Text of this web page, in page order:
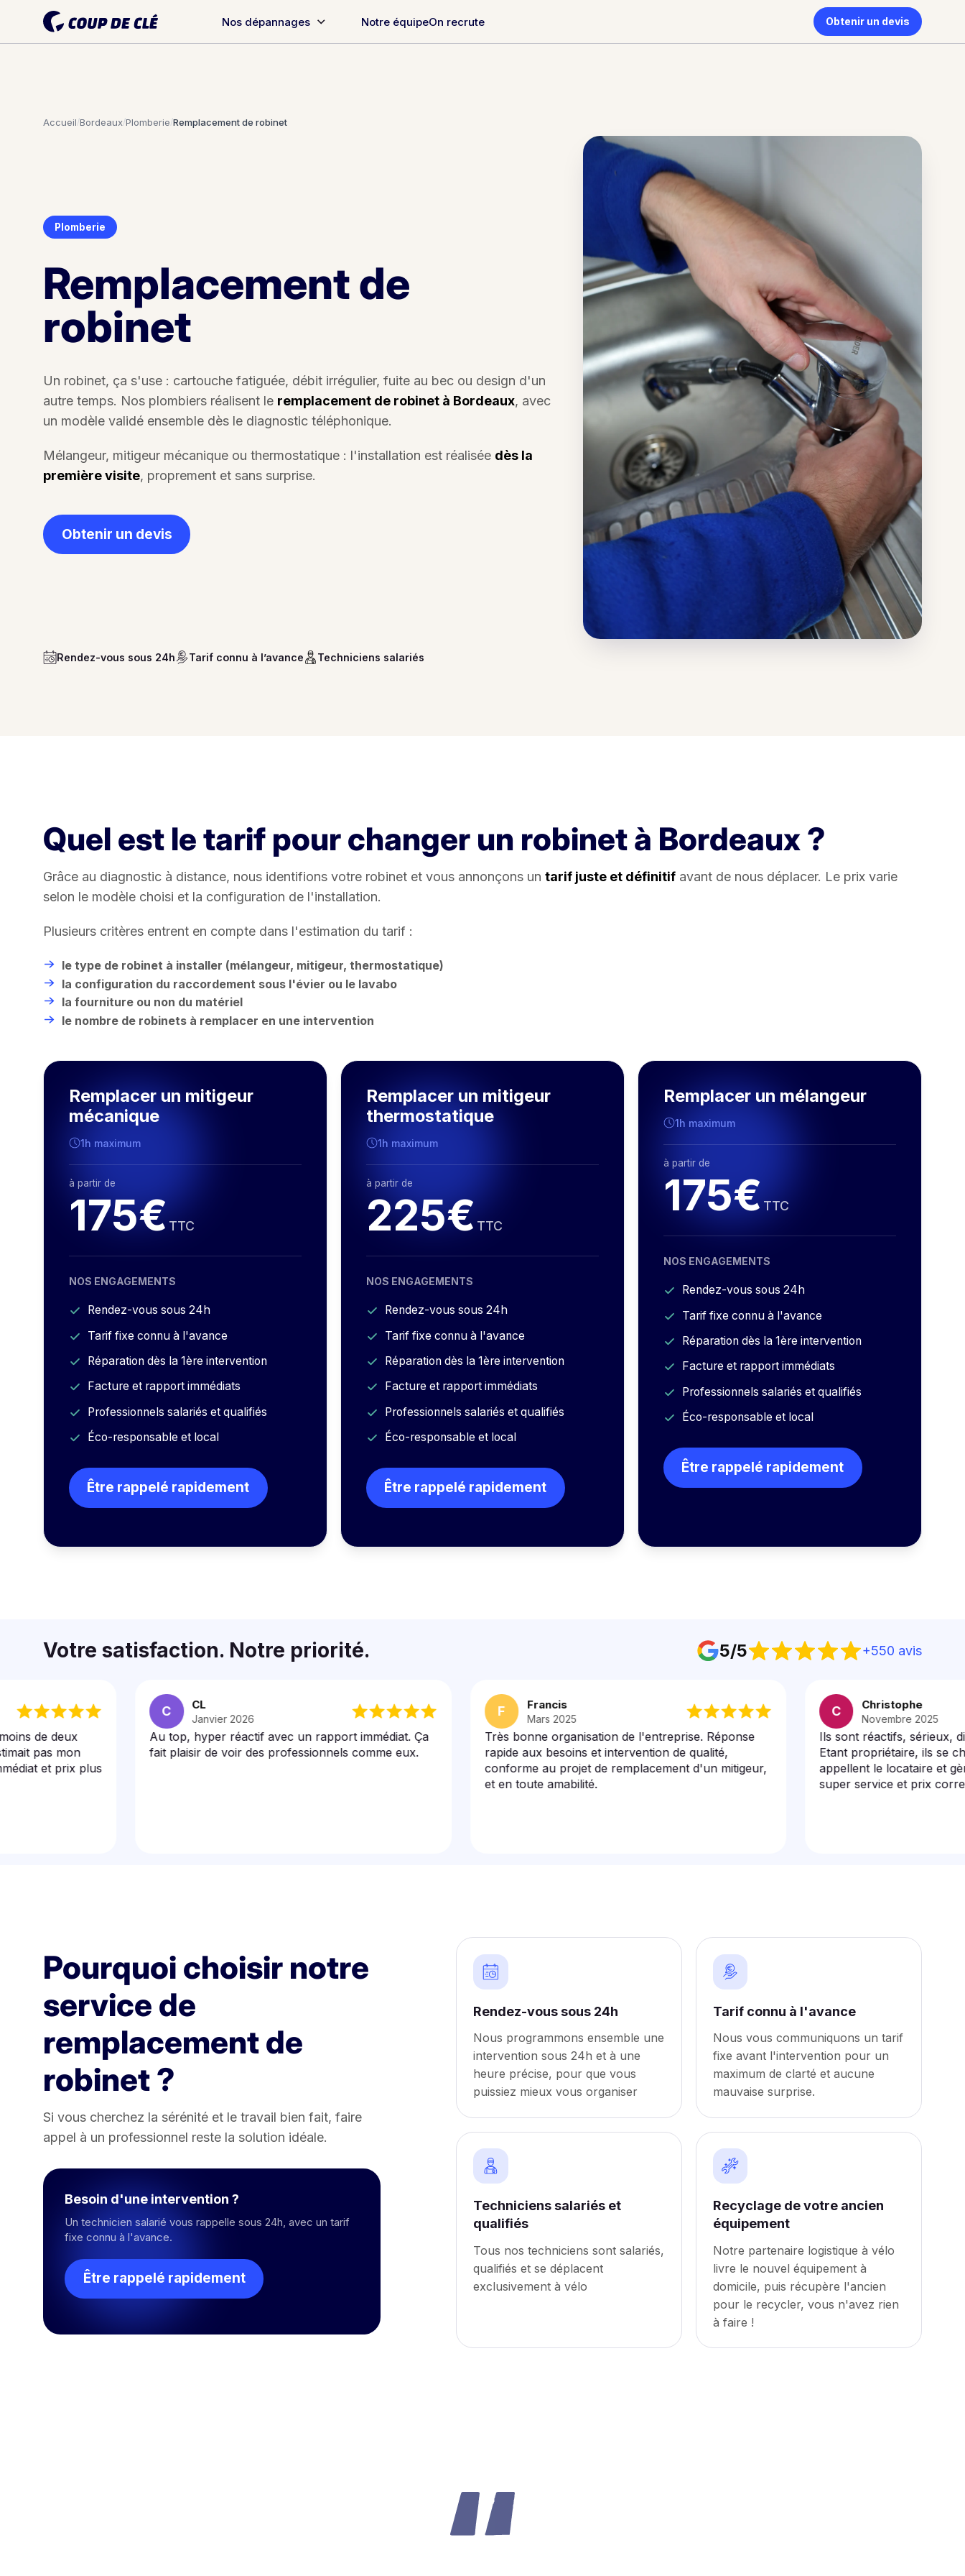
Nos dépannages Notre équipeOn recrute Obtenir un devis
Accueil/Bordeaux/Plomberie/Remplacement de robinet
Plomberie
Remplacement de
robinet
Un robinet, ça s'use : cartouche fatiguée, débit irrégulier, fuite au bec ou design d'un
autre temps. Nos plombiers réalisent le remplacement de robinet à Bordeaux, avec
un modèle validé ensemble dès le diagnostic téléphonique.
Mélangeur, mitigeur mécanique ou thermostatique : l'installation est réalisée dès la
première visite, proprement et sans surprise.
Obtenir un devis
Rendez-vous sous 24h Tarif connu à l’avance Techniciens salariés
Quel est le tarif pour changer un robinet à Bordeaux ?
Grâce au diagnostic à distance, nous identifions votre robinet et vous annonçons un tarif juste et définitif avant de nous déplacer. Le prix varie
selon le modèle choisi et la configuration de l'installation.
Plusieurs critères entrent en compte dans l'estimation du tarif :
le type de robinet à installer (mélangeur, mitigeur, thermostatique)
la configuration du raccordement sous l'évier ou le lavabo
la fourniture ou non du matériel
le nombre de robinets à remplacer en une intervention
Remplacer un mitigeur
mécanique
1h maximum
à partir de
175€TTC
NOS ENGAGEMENTS
Rendez-vous sous 24h
Tarif fixe connu à l'avance
Réparation dès la 1ère intervention
Facture et rapport immédiats
Professionnels salariés et qualifiés
Éco-responsable et local
Être rappelé rapidement
Remplacer un mitigeur
thermostatique
1h maximum
à partir de
225€TTC
NOS ENGAGEMENTS
Rendez-vous sous 24h
Tarif fixe connu à l'avance
Réparation dès la 1ère intervention
Facture et rapport immédiats
Professionnels salariés et qualifiés
Éco-responsable et local
Être rappelé rapidement
Remplacer un mélangeur
1h maximum
à partir de
175€TTC
NOS ENGAGEMENTS
Rendez-vous sous 24h
Tarif fixe connu à l'avance
Réparation dès la 1ère intervention
Facture et rapport immédiats
Professionnels salariés et qualifiés
Éco-responsable et local
Être rappelé rapidement
Votre satisfaction. Notre priorité. 5/5 +550 avis
deux
mon
et prix plus
CL
Janvier 2026
Au top, hyper réactif avec un rapport immédiat. Ça
fait plaisir de voir des professionnels comme eux.
Francis
Mars 2025
Très bonne organisation de l'entreprise. Réponse
rapide aux besoins et intervention de qualité,
conforme au projet de remplacement d'un mitigeur,
et en toute amabilité.
Christophe
Novembre 2025
Ils sont réactifs, sérieux,
Etant propriétaire, ils se
appellent le locataire et gèrent
super service et prix correct.
Pourquoi choisir notre
service de
remplacement de
robinet ?
Si vous cherchez la sérénité et le travail bien fait, faire
appel à un professionnel reste la solution idéale.
Besoin d'une intervention ?
Un technicien salarié vous rappelle sous 24h, avec un tarif
fixe connu à l'avance.
Être rappelé rapidement
Rendez-vous sous 24h
Nous programmons ensemble une
intervention sous 24h et à une
heure précise, pour que vous
puissiez mieux vous organiser
Tarif connu à l'avance
Nous vous communiquons un tarif
fixe avant l'intervention pour un
maximum de clarté et aucune
mauvaise surprise.
Techniciens salariés et
qualifiés
Tous nos techniciens sont salariés,
qualifiés et se déplacent
exclusivement à vélo
Recyclage de votre ancien
équipement
Notre partenaire logistique à vélo
livre le nouvel équipement à
domicile, puis récupère l'ancien
pour le recycler, vous n'avez rien
à faire !